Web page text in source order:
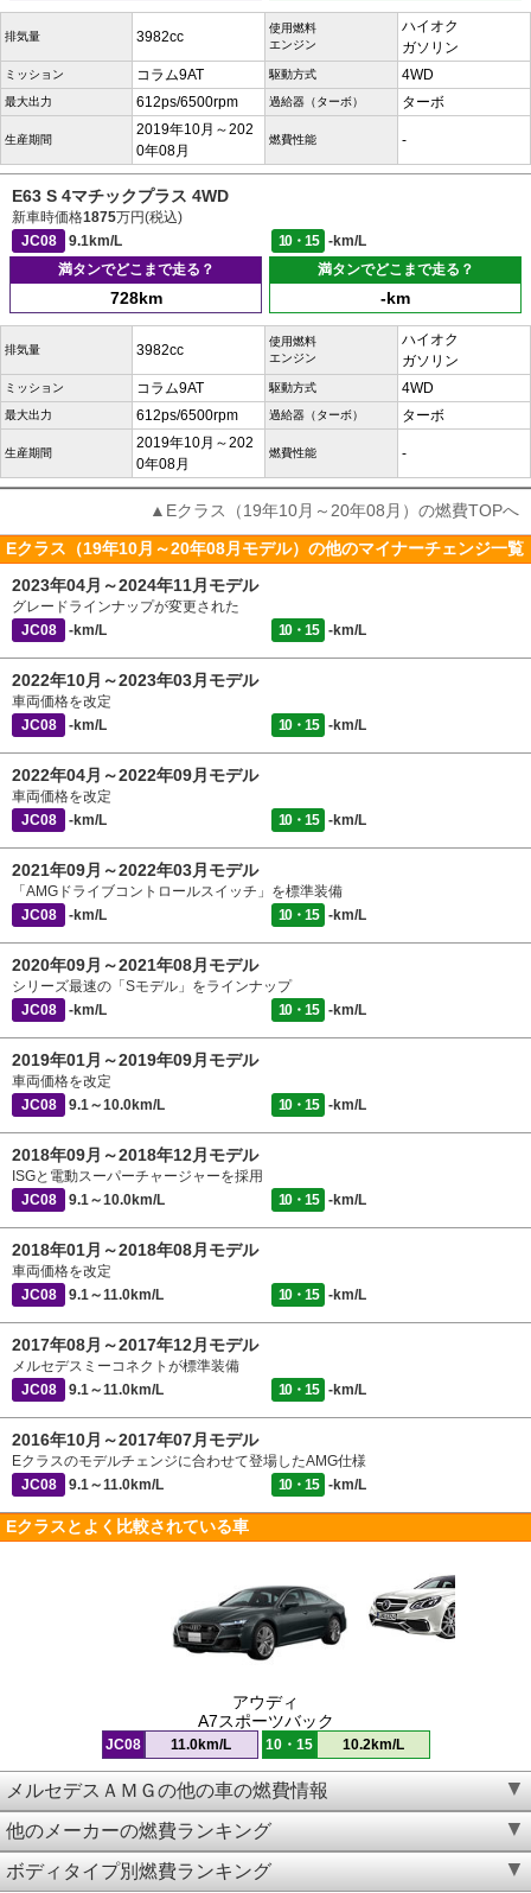
排気量 3982cc
使用燃料
エンジン
ハイオク
ガソリン
ミッション コラム9AT 駆動方式 4WD
最大出力 612ps/6500rpm 過給器（ターボ） ターボ
生産期間
2019年10月～202
0年08月
燃費性能 -
E63 S 4マチックプラス 4WD
新車時価格1875万円(税込)
JC08
9.1km/L 10・15
-km/L
満タンでどこまで走る？
728km
満タンでどこまで走る？
-km
排気量 3982cc
使用燃料
エンジン
ハイオク
ガソリン
ミッション コラム9AT 駆動方式 4WD
最大出力 612ps/6500rpm 過給器（ターボ） ターボ
生産期間
2019年10月～202
0年08月
燃費性能 -
▲Eクラス（19年10月～20年08月）の燃費TOPへ
Eクラス（19年10月～20年08月モデル）の他のマイナーチェンジ一覧
2023年04月～2024年11月モデル
グレードラインナップが変更された
JC08
-km/L 10・15 -km/L
2022年10月～2023年03月モデル
車両価格を改定
JC08
-km/L 10・15 -km/L
2022年04月～2022年09月モデル
車両価格を改定
JC08
-km/L 10・15 -km/L
2021年09月～2022年03月モデル
「AMGドライブコントロールスイッチ」を標準装備
JC08
-km/L 10・15 -km/L
2020年09月～2021年08月モデル
シリーズ最速の「Sモデル」をラインナップ
JC08
-km/L 10・15 -km/L
2019年01月～2019年09月モデル
車両価格を改定
JC08
9.1～10.0km/L 10・15 -km/L
2018年09月～2018年12月モデル
ISGと電動スーパーチャージャーを採用
JC08
9.1～10.0km/L 10・15 -km/L
2018年01月～2018年08月モデル
車両価格を改定
JC08
9.1～11.0km/L 10・15 -km/L
2017年08月～2017年12月モデル
メルセデスミーコネクトが標準装備
JC08
9.1～11.0km/L 10・15 -km/L
2016年10月～2017年07月モデル
Eクラスのモデルチェンジに合わせて登場したAMG仕様
JC08
9.1～11.0km/L 10・15 -km/L
Eクラスとよく比較されている車
アウディ
A7スポーツバック
JC08 11.0km/L 10・15 10.2km/L
メルセデスＡＭＧの他の車の燃費情報
他のメーカーの燃費ランキング
ボディタイプ別燃費ランキング